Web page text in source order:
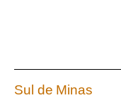
Sul de Minas